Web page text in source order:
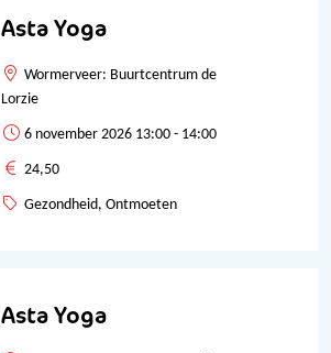
Asta Yoga
Wormerveer: Buurtcentrum de
Lorzie
6 november 2026 13:00 - 14:00
24,50
Gezondheid, Ontmoeten
Asta Yoga